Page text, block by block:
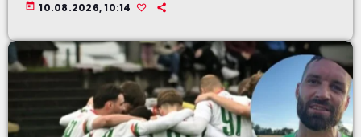
today 10.08.2026, 10:14